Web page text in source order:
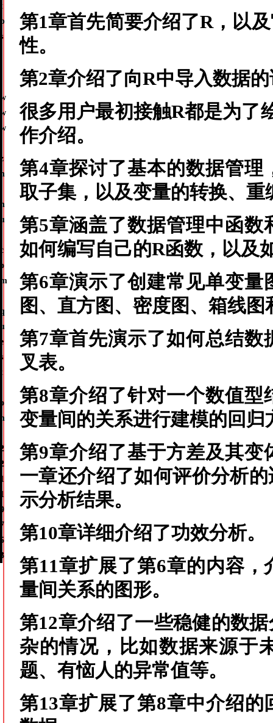
t
p
s
w
w
w
z
h
h
u
c
o
m
q
u
e
s
t
o
n
2
2
1
1
9
7
5
3
第1章首先简要介绍了R，以
性。
第2章介绍了向R中导入数据
很多用户最初接触R都是为了
作介绍。
第4章探讨了基本的数据管
取子集，以及变量的转换、重
第5章涵盖了数据管理中函
如何编写自己的R函数，以及
第6章演示了创建常见单变
图、直方图、密度图、箱线图
第7章首先演示了如何总结
叉表。
第8章介绍了针对一个数值
变量间的关系进行建模的回归
第9章介绍了基于方差及其
一章还介绍了如何评价分析
示分析结果。
第10章详细介绍了功效分析。
第11章扩展了第6章的内容
量间关系的图形。
第12章介绍了一些稳健的数
杂的情况，比如数据来源于
题、有恼人的异常值等。
第13章扩展了第8章中介绍